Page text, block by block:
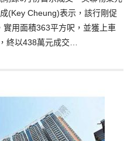
(Key Cheung)表示，該行剛促
用面積363平方呎，並獲上車
終以438萬元成交…